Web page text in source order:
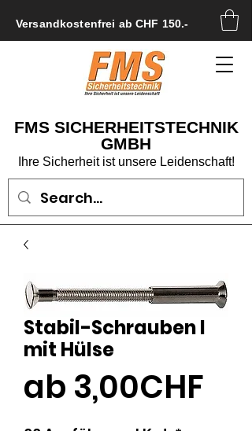
FMS SICHERHEITSTECHNIK
GMBH
Ihre Sicherheit ist unsere Leidenschaft!
Versandkostenfrei ab CHF 150.-
Stabil-Schrauben I
mit Hülse
ab 3,00CHF